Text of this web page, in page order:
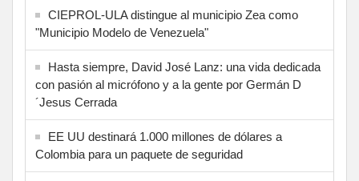
CIEPROL-ULA distingue al municipio Zea como
"Municipio Modelo de Venezuela"
Hasta siempre, David José Lanz: una vida dedicada
con pasión al micrófono y a la gente por Germán D
´Jesus Cerrada
EE UU destinará 1.000 millones de dólares a
Colombia para un paquete de seguridad